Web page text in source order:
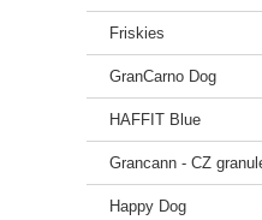
Friskies
GranCarno Dog
HAFFIT Blue
Grancann - CZ
Happy Dog